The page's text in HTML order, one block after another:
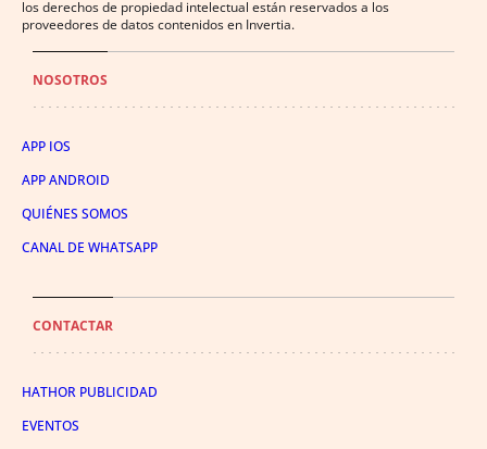
los derechos de propiedad intelectual están reservados a los
proveedores de datos contenidos en Invertia.
NOSOTROS
APP IOS
APP ANDROID
QUIÉNES SOMOS
CANAL DE WHATSAPP
CONTACTAR
HATHOR PUBLICIDAD
EVENTOS